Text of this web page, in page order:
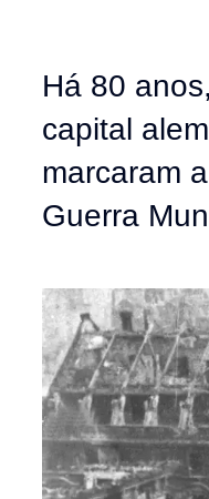
Há 80
capital
marcaram
Guerra